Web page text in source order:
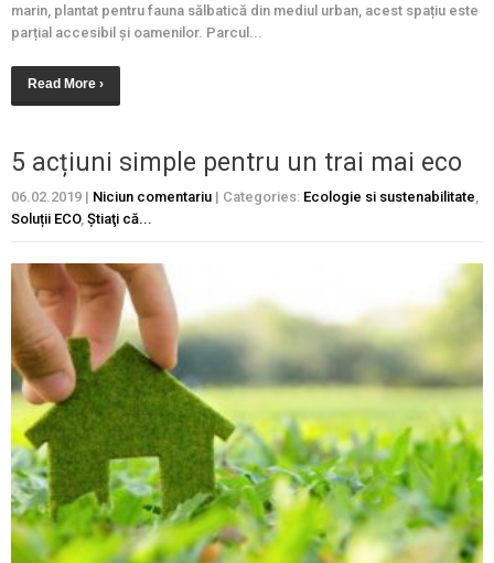
marin, plantat pentru fauna sălbatică din mediul urban, acest spațiu este
parțial accesibil și oamenilor. Parcul...
Read More ›
5 acțiuni simple pentru un trai mai eco
06.02.2019 | Niciun comentariu | Categories: Ecologie si sustenabilitate
Soluții ECO, Ştiaţi că...